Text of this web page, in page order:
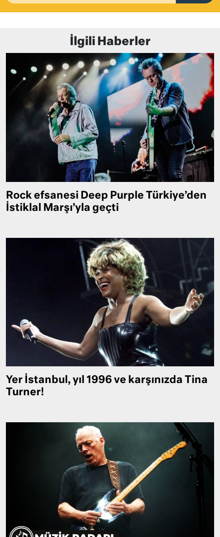
İlgili Haberler
Rock efsanesi Deep Purple Türkiye’den
İstiklal Marşı’yla geçti
Yer İstanbul, yıl 1996 ve karşınızda Tina
Turner!